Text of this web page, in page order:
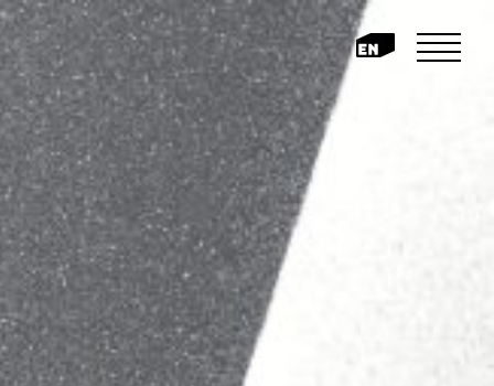
实验、艺术创作、文化研究、
索艺术、科技、自然的边界，
联系；同时，致⼒于实践⽩盒
艺术家等身份存在，具有很强
社会语境的关注，为青年艺术
的平台。所以，其联合各方，